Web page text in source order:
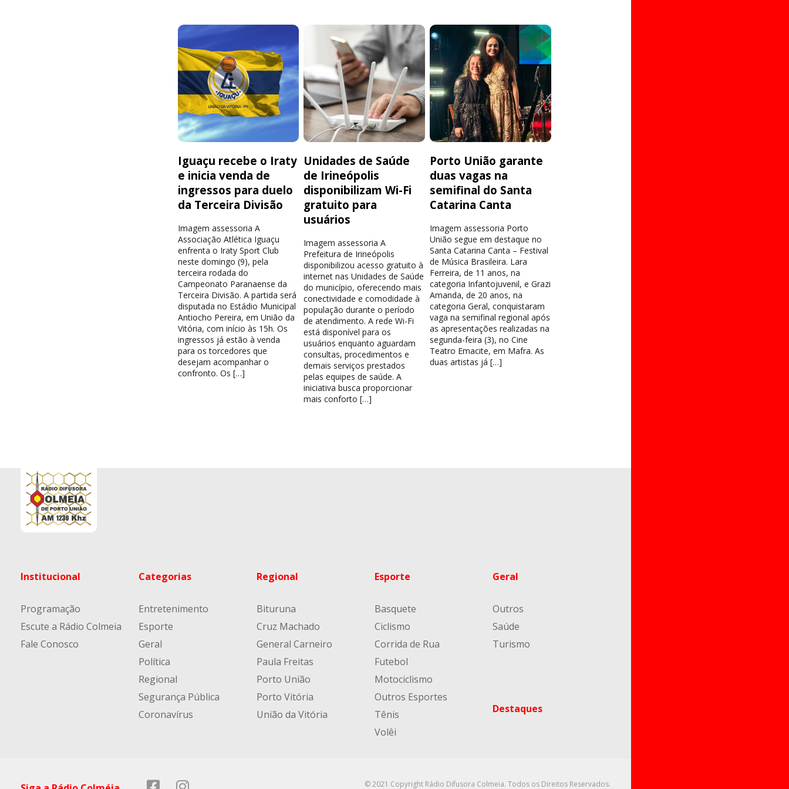
Iguaçu recebe o Iraty
e inicia venda de
ingressos para duelo
da Terceira Divisão
Imagem assessoria A
Associação Atlética Iguaçu
enfrenta o Iraty Sport Club
neste domingo (9), pela
terceira rodada do
Campeonato Paranaense da
Terceira Divisão. A partida será
disputada no Estádio Municipal
Antiocho Pereira, em União da
Vitória, com início às 15h. Os
ingressos já estão à venda
para os torcedores que
desejam acompanhar o
confronto. Os […]
Unidades de Saúde
de Irineópolis
disponibilizam Wi-Fi
gratuito para
usuários
Imagem assessoria A
Prefeitura de Irineópolis
disponibilizou acesso gratuito à
internet nas Unidades de Saúde
do município, oferecendo mais
conectividade e comodidade à
população durante o período
de atendimento. A rede Wi-Fi
está disponível para os
usuários enquanto aguardam
consultas, procedimentos e
demais serviços prestados
pelas equipes de saúde. A
iniciativa busca proporcionar
mais conforto […]
Porto União garante
duas vagas na
semifinal do Santa
Catarina Canta
Imagem assessoria Porto
União segue em destaque no
Santa Catarina Canta – Festival
de Música Brasileira. Lara
Ferreira, de 11 anos, na
categoria Infantojuvenil, e Grazi
Amanda, de 20 anos, na
categoria Geral, conquistaram
vaga na semifinal regional após
as apresentações realizadas na
segunda-feira (3), no Cine
Teatro Emacite, em Mafra. As
duas artistas já […]
Institucional
Programação
Escute a Rádio Colmeia
Fale Conosco
Categorias
Entretenimento
Esporte
Geral
Política
Regional
Segurança Pública
Coronavírus
Regional
Bituruna
Cruz Machado
General Carneiro
Paula Freitas
Porto União
Porto Vitória
União da Vitória
Esporte
Basquete
Ciclismo
Corrida de Rua
Futebol
Motociclismo
Outros Esportes
Tênis
Volêi
Geral
Outros
Saúde
Turismo
Destaques
© 2021 Copyright Rádio Difusora Colmeia. Todos os Direitos Reservados.